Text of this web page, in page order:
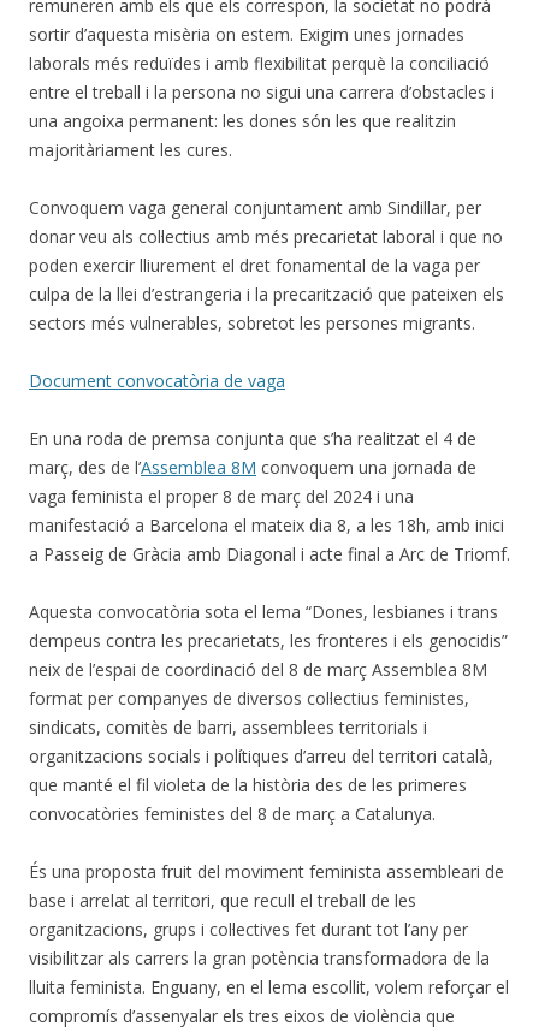
remuneren amb els que els correspon, la societat no podrà
sortir d’aquesta misèria on estem. Exigim unes jornades
laborals més reduïdes i amb flexibilitat perquè la conciliació
entre el treball i la persona no sigui una carrera d’obstacles i
una angoixa permanent: les dones són les que realitzin
majoritàriament les cures.
Convoquem vaga general conjuntament amb Sindillar, per
donar veu als col·lectius amb més precarietat laboral i que no
poden exercir lliurement el dret fonamental de la vaga per
culpa de la llei d’estrangeria i la precarització que pateixen els
sectors més vulnerables, sobretot les persones migrants.
Document convocatòria de vaga
En una roda de premsa conjunta que s’ha realitzat el 4 de
març, des de l’Assemblea 8M convoquem una jornada de
vaga feminista el proper 8 de març del 2024 i una
manifestació a Barcelona el mateix dia 8, a les 18h, amb inici
a Passeig de Gràcia amb Diagonal i acte final a Arc de Triomf.
Aquesta convocatòria sota el lema “Dones, lesbianes i trans
dempeus contra les precarietats, les fronteres i els genocidis”
neix de l’espai de coordinació del 8 de març Assemblea 8M
format per companyes de diversos col·lectius feministes,
sindicats, comitès de barri, assemblees territorials i
organitzacions socials i polítiques d’arreu del territori català,
que manté el fil violeta de la història des de les primeres
convocatòries feministes del 8 de març a Catalunya.
És una proposta fruit del moviment feminista assembleari de
base i arrelat al territori, que recull el treball de les
organitzacions, grups i col·lectives fet durant tot l’any per
visibilitzar als carrers la gran potència transformadora de la
lluita feminista. Enguany, en el lema escollit, volem reforçar el
compromís d’assenyalar els tres eixos de violència que